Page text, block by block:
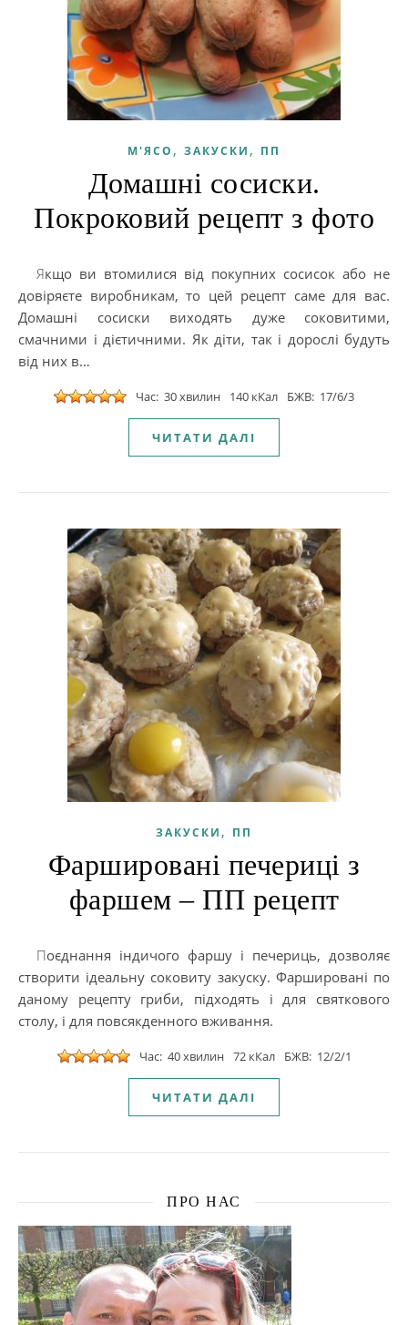
М'ЯСО , ЗАКУСКИ , ПП
Домашні сосиски.
Покроковий рецепт з фото
Якщо ви втомилися від покупних сосисок або не
довіряєте виробникам, то цей рецепт саме для вас.
Домашні сосиски виходять дуже соковитими,
смачними і дієтичними. Як діти, так і дорослі будуть
від них в…
Час: 30 хвилин 140 кКал БЖВ: 17/6/3
ЧИТАТИ ДАЛІ
ЗАКУСКИ , ПП
Фаршировані печериці з
фаршем – ПП рецепт
Поєднання індичого фаршу і печериць, дозволяє
створити ідеальну соковиту закуску. Фаршировані по
даному рецепту гриби, підходять і для святкового
столу, і для повсякденного вживання.
Час: 40 хвилин 72 кКал БЖВ: 12/2/1
ЧИТАТИ ДАЛІ
ПРО НАС